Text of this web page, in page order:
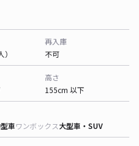
再入庫
不可
高さ
155cm 以下
車ワンボックス大型車・SUV